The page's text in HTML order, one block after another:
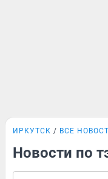
ИРКУТСК ВСЕ
Новости по